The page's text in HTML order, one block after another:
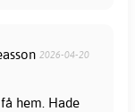
2026-04-20
hem. Hade